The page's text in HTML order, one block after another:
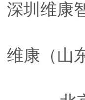
深圳维康
维康（山